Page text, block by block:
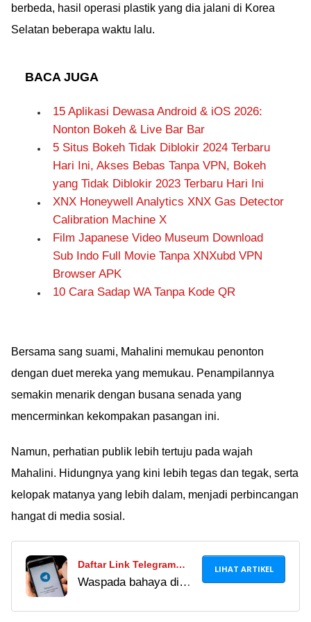
berbeda, hasil operasi plastik yang dia jalani di Korea
Selatan beberapa waktu lalu.
BACA JUGA
15 Aplikasi Dewasa Android & iOS 2026:
Nonton Bokeh & Live Bar Bar
5 Situs Bokeh Tidak Diblokir 2024 Terbaru
Hari Ini, Akses Bebas Tanpa VPN, Bokeh
yang Tidak Diblokir 2023 Terbaru Hari Ini
XNX Honeywell Analytics XNX Gas Detector
Calibration Machine X
Film Japanese Video Museum Download
Sub Indo Full Movie Tanpa XNXubd VPN
Browser APK
10 Cara Sadap WA Tanpa Kode QR
Bersama sang suami, Mahalini memukau penonton
dengan duet mereka yang memukau. Penampilannya
semakin menarik dengan busana senada yang
mencerminkan kekompakan pasangan ini.
Namun, perhatian publik lebih tertuju pada wajah
Mahalini. Hidungnya yang kini lebih tegas dan tegak, serta
kelopak matanya yang lebih dalam, menjadi perbincangan
hangat di media sosial.
Daftar Link Telegram
Pemersatu Bangsa
Waspada bahaya di
LIHAT ARTIKEL